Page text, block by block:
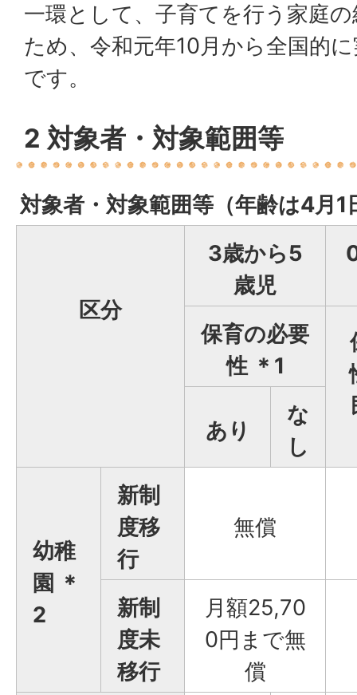
一環として、子育てを行う家庭
ため、令和元年10月から全国的
です。
2 対象者・対象範囲等
対象者・対象範囲等（年齢は4月1
区分
3歳から5
歳児
保育の必要
性 ＊1
あり
な
し
幼稚
園 ＊
2
新制
度移
行
無償
新制
度未
移行
月額25,70
0円まで無
償